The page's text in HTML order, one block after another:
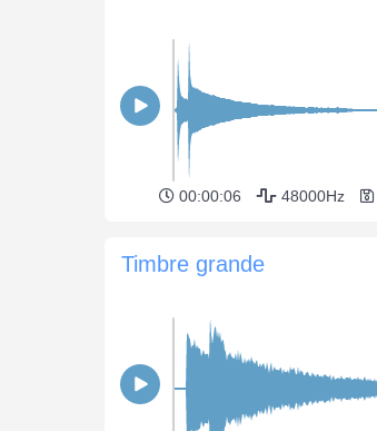
00:00:06 48000Hz
Timbre grande